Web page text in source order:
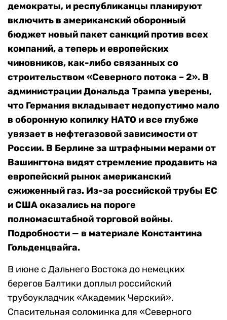
демократы, и республиканцы планируют
включить в американский оборонный
бюджет новый пакет санкций против всех
компаний, а теперь и европейских
чиновников, как-либо связанных со
строительством «Северного потока – 2». В
администрации Дональда Трампа уверены,
что Германия вкладывает недопустимо мало
в оборонную копилку НАТО и все глубже
увязает в нефтегазовой зависимости от
России. В Берлине за штрафными мерами от
Вашингтона видят стремление продавить на
европейский рынок американский
сжиженный газ. Из-за российской трубы ЕС
и США оказались на пороге
полномасштабной торговой войны.
Подробности — в материале Константина
Гольденцвайга.
В июне с Дальнего Востока до немецких
берегов Балтики доплыл российский
трубоукладчик «Академик Черский».
Спасительная соломинка для «Северного